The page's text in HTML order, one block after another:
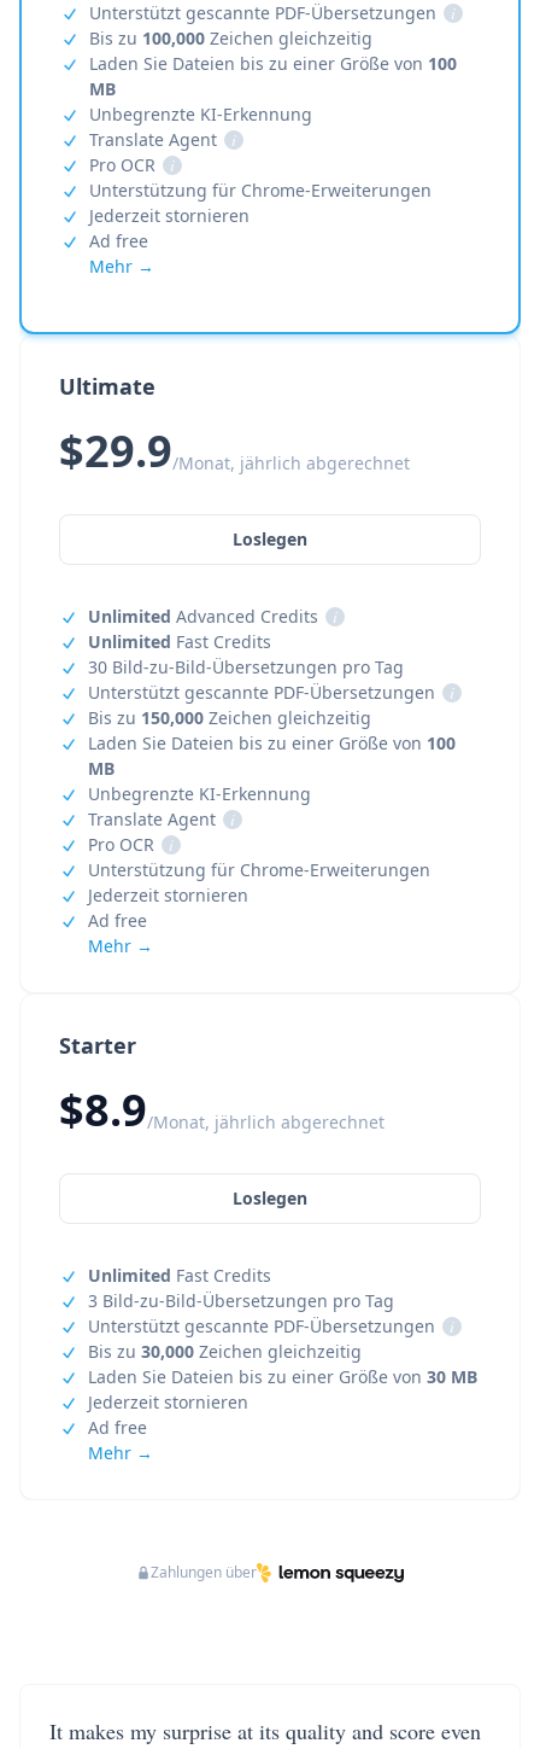
Starter
$8.9/Monat, jährlich abgerechnet
Loslegen
Unlimited Fast Credits
3 Bild-zu-Bild-Übersetzungen pro Tag
Unterstützt gescannte PDF-Übersetzungen
i
Bis zu 30,000 Zeichen gleichzeitig
Laden Sie Dateien bis zu einer Größe von 30 MB
Jederzeit stornieren
Ad free
Mehr →
Unterstützt gescannte PDF-Übersetzungen
i
Bis zu 100,000 Zeichen gleichzeitig
Laden Sie Dateien bis zu einer Größe von 100
MB
Unbegrenzte KI-Erkennung
Translate Agent
i
Pro OCR
i
Unterstützung für Chrome-Erweiterungen
Jederzeit stornieren
Ad free
Mehr →
Ultimate
$29.9/Monat, jährlich abgerechnet
Loslegen
Unlimited Advanced Credits
i
Unlimited Fast Credits
30 Bild-zu-Bild-Übersetzungen pro Tag
Unterstützt gescannte PDF-Übersetzungen
i
Bis zu 150,000 Zeichen gleichzeitig
Laden Sie Dateien bis zu einer Größe von 100
MB
Unbegrenzte KI-Erkennung
Translate Agent
i
Pro OCR
i
Unterstützung für Chrome-Erweiterungen
Jederzeit stornieren
Ad free
Mehr →
Zahlungen über
It makes my surprise at its quality and score even